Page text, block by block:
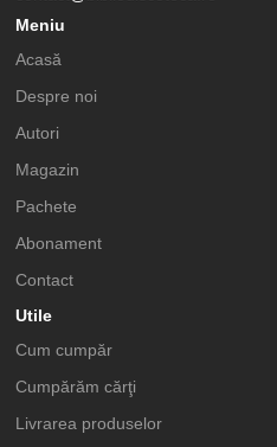
Meniu
Acasă
Despre noi
Autori
Magazin
Pachete
Abonament
Contact
Utile
Cum cumpăr
Cumpărăm cărţi
Livrarea produselor